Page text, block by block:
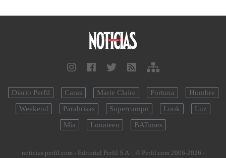
Diario Perfil Caras Marie Claire Fortuna
Hombre
Weekend
Parabrisas Supercampo Look
Luz
Mía
Lunateen BATimes
noticias.perfil.com - Editorial Perfil S.A. | © Perfil.com 2006-2026 -